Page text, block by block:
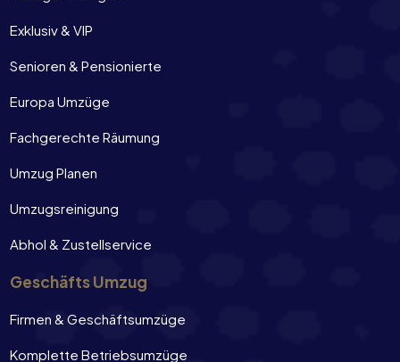
Exklusiv & VIP
Senioren & Pensionierte
Europa Umzüge
Fachgerechte Räumung
Umzug Planen
Umzugsreinigung
Abhol & Zustellservice
Geschäfts Umzug
Firmen & Geschäftsumzüge
Komplette Betriebsumzüge